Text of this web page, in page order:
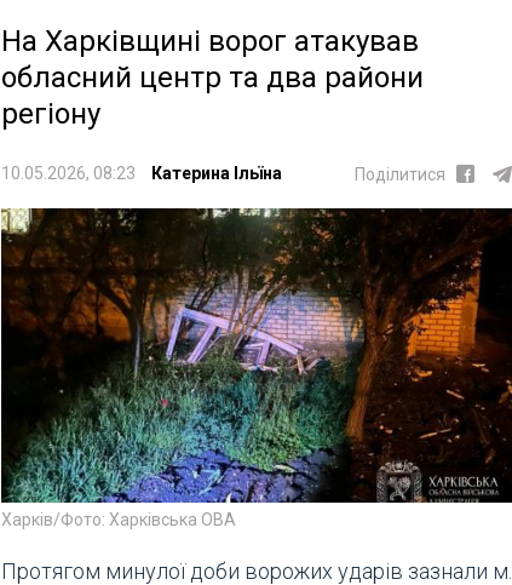
На Харківщині ворог атакував
обласний центр та два райони
регіону
10.05.2026, 08:23 Катерина Ільїна Поділитися
Харків/Фото: Харківська ОВА
Протягом минулої доби ворожих ударів зазнали м.